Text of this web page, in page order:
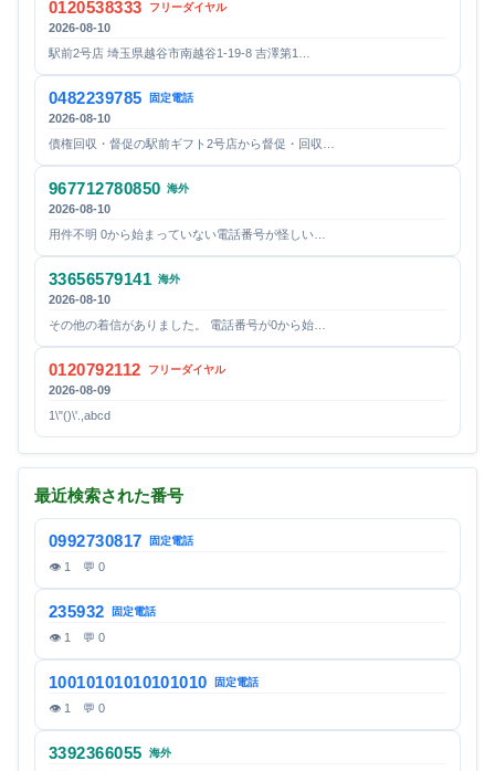
0120538333 フリーダイヤル
2026-08-10
駅前2号店 埼玉県越谷市南越谷1-19-8 吉澤第1…
0482239785 固定電話
2026-08-10
債権回収・督促の駅前ギフト2号店から督促・回収…
967712780850 海外
2026-08-10
用件不明 0から始まっていない電話番号が怪しい…
33656579141 海外
2026-08-10
その他の着信がありました。 電話番号が0から始…
0120792112 フリーダイヤル
2026-08-09
1\"()\'.,abcd
最近検索された番号
0992730817 固定電話
👁 1 💬 0
235932 固定電話
👁 1 💬 0
10010101010101010 固定電話
👁 1 💬 0
3392366055 海外